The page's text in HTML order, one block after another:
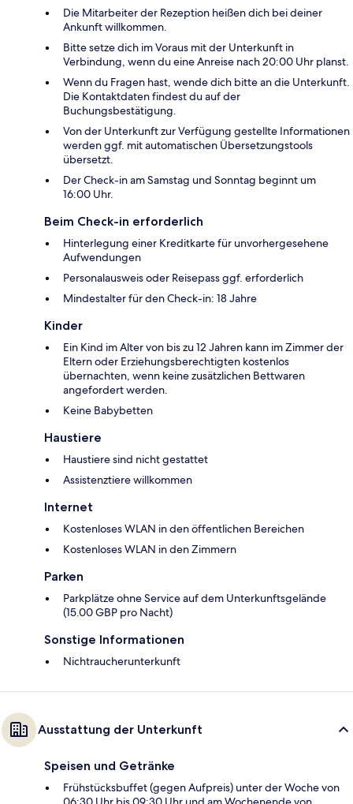
Die Mitarbeiter der Rezeption heißen dich bei deiner
Ankunft willkommen.
Bitte setze dich im Voraus mit der Unterkunft in
Verbindung, wenn du eine Anreise nach 20:00 Uhr planst.
Wenn du Fragen hast, wende dich bitte an die Unterkunft.
Die Kontaktdaten findest du auf der
Buchungsbestätigung.
Von der Unterkunft zur Verfügung gestellte Informationen
werden ggf. mit automatischen Übersetzungstools
übersetzt.
Der Check-in am Samstag und Sonntag beginnt um
16:00 Uhr.
Beim Check-in erforderlich
Hinterlegung einer Kreditkarte für unvorhergesehene
Aufwendungen
Personalausweis oder Reisepass ggf. erforderlich
Mindestalter für den Check-in: 18 Jahre
Kinder
Ein Kind im Alter von bis zu 12 Jahren kann im Zimmer der
Eltern oder Erziehungsberechtigten kostenlos
übernachten, wenn keine zusätzlichen Bettwaren
angefordert werden.
Keine Babybetten
Haustiere
Haustiere sind nicht gestattet
Assistenztiere willkommen
Internet
Kostenloses WLAN in den öffentlichen Bereichen
Kostenloses WLAN in den Zimmern
Parken
Parkplätze ohne Service auf dem Unterkunftsgelände
(15.00 GBP pro Nacht)
Sonstige Informationen
Nichtraucherunterkunft
Ausstattung der Unterkunft
Speisen und Getränke
Frühstücksbuffet (gegen Aufpreis) unter der Woche von